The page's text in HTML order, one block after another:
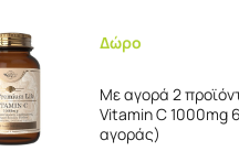
Δώρο
Με αγορά 2
Vitamin C 1000mg
αγοράς)